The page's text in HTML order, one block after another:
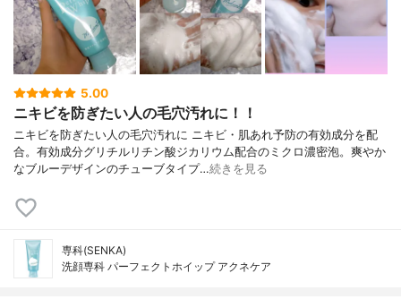
5.00
ニキビを防ぎたい人の毛穴汚れに！！
ニキビを防ぎたい人の毛穴汚れに ニキビ・肌あれ予防の有効成分を配
合。有効成分グリチルリチン酸ジカリウム配合のミクロ濃密泡。爽やか
なブルーデザインのチューブタイプ…続きを見る
専科(SENKA)
洗顔専科 パーフェクトホイップ アクネケア